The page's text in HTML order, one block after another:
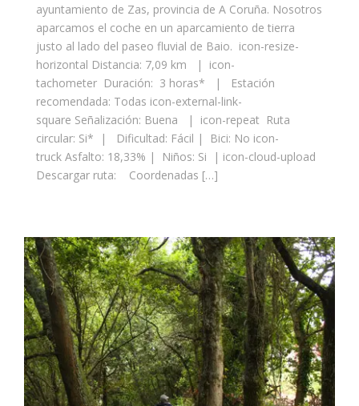
ayuntamiento de Zas, provincia de A Coruña. Nosotros
aparcamos el coche en un aparcamiento de tierra
justo al lado del paseo fluvial de Baio. icon-resize-
horizontal Distancia: 7,09 km | icon-
tachometer Duración: 3 horas* | Estación
recomendada: Todas icon-external-link-
square Señalización: Buena | icon-repeat Ruta
circular: Si* | Dificultad: Fácil | Bici: No icon-
truck Asfalto: 18,33% | Niños: Si | icon-cloud-upload
Descargar ruta: Coordenadas […]